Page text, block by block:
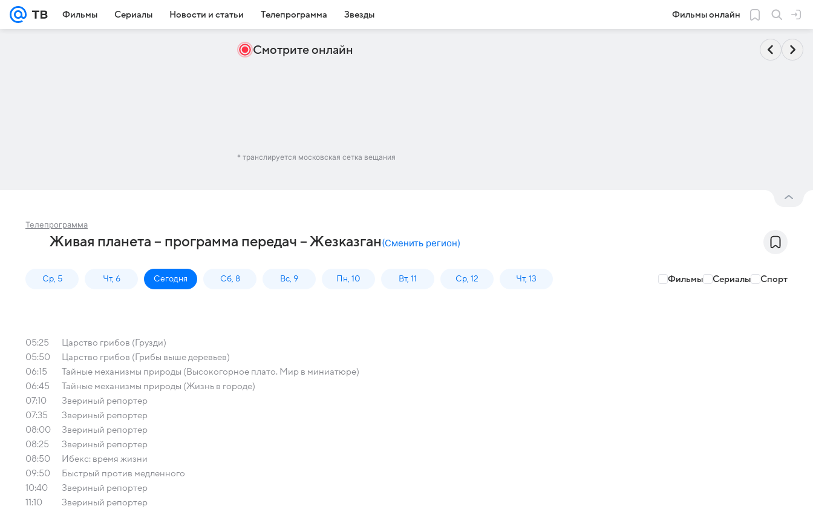
Фильмы Сериалы Новости и статьи Телепрограмма Звезды Фильмы онлайн
Смотрите онлайн
* транслируется московская сетка вещания
Телепрограмма
Живая планета – программа передач – Жезказган(Сменить регион)
Ср, 5 Чт, 6 Сегодня Сб, 8 Вс, 9 Пн, 10 Вт, 11 Ср, 12 Чт, 13 Фильмы Сериалы Спорт
05:25
Царство грибов (Грузди)
05:50
Царство грибов (Грибы выше деревьев)
06:15
Тайные механизмы природы (Высокогорное плато. Мир в миниатюре)
06:45
Тайные механизмы природы (Жизнь в городе)
07:10
Звериный репортер
07:35
Звериный репортер
08:00
Звериный репортер
08:25
Звериный репортер
08:50
Ибекс: время жизни
09:50
Быстрый против медленного
10:40
Звериный репортер
11:10
Звериный репортер